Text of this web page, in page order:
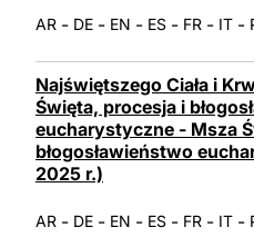
AR - DE - EN - ES - FR - IT -
Najświętszego Ciała i
Święta, procesja i
eucharystyczne - Msza
błogosławieństwo
2025 r.)
AR - DE - EN - ES - FR - IT -